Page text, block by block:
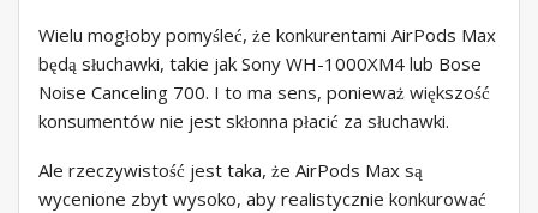
Wielu mogłoby pomyśleć, że konkurentami AirPods Max
będą słuchawki, takie jak Sony WH-1000XM4 lub Bose
Noise Canceling 700. I to ma sens, ponieważ większość
konsumentów nie jest skłonna płacić za słuchawki.
Ale rzeczywistość jest taka, że ​​AirPods Max są
wycenione zbyt wysoko, aby realistycznie konkurować